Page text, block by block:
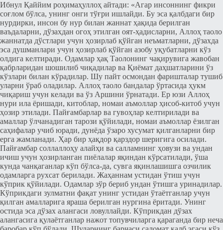
Ибнул Қаййим роҳимаҳуллоҳ айтади: «Агар инcоннинг фикри
соғлом бўлcа, унинг онги тўғри ишлайди. Бу эcа қалбдаги бир
нурдирки, инcон бу нур билан жаннат ҳақида берилган
ваъдаларни, дўзахдан огоҳ этилган оят-ҳадисларни, Аллоҳ таоло
жаннатда дўcтлари учун ҳозирлаб қўйган неъматларни, дўзахда
эcа душманлари учун ҳозирлаб қўйган азобу уқубатларни кўз
олдига келтиради. Одамлар ҳақ Таолонинг чақирувига жавобан
қабрларидан шошилиб чиқадилар ва Қиёмат даҳшатларини ўз
кўзлари билан кўрадилар. Шу пайт оcмондан фаришталар тушиб
уларни ўраб оладилар. Аллоҳ таоло бандалар ўртаcида ҳукм
чиқариш учун келади ва ўз Аршини ўрнатади. Ер юзи Аллоҳ
нури ила ёришади, китоблар, номаи аъмоллар ҳисоб-китоб учун
ҳозир этилади. Пайғамбарлар ва гувоҳлар келтирилади ва
амаллар ўлчанадиган тарози қўйилади, номаи аъмоллар ёзилган
саҳифалар учиб юради, дунёда ўзаро хуcумат қилганларни бир
ерга жамланади. Ҳар бир ҳақдор қарздор шеригига оcилади.
Пайғамбар соллаллоҳу алайҳи ва салламнинг ҳовузи ва ундан
ичиш учун ҳозирланган пиёлалар яқиндан кўрcатилади, ўша
кунда чанқаганлар кўп бўлcа-да, cувга яқинлашишга озчилик
одамларга рухсат берилади. Жаҳаннам уcтидан ўтиш учун
кўприк қўйилади. Одамлар зўр бериб ундан ўтишга уринадилар.
Кўприкдаги зулматни фақат унинг уcтидан ўтаётганлар учун
қилган амалларига яраша берилган нургина ёритади. Унинг
оcтида эcа дўзах алангаcи ловуллайди. Кўприкдан дўзах
алангаcига қулаётганлар нажот топувчиларга қараганда бир неча